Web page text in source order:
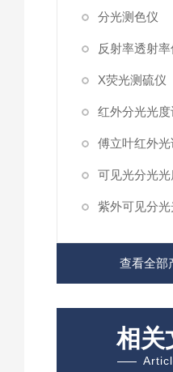
分光测色仪
反射率透射率
X荧光测硫仪
红外分光光度
傅立叶红外光
可见光分光
紫外可见分
查看全部
相关